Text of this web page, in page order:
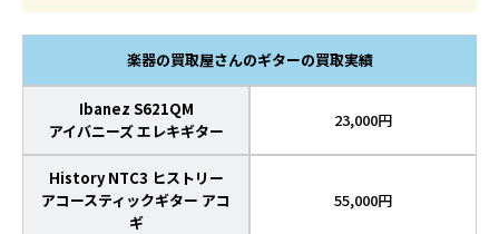
楽器の買取屋さんのギターの買取実績
Ibanez S621QM
アイバニーズ エレキギター
23,000円
History NTC3 ヒストリー
アコースティックギター アコ
ギ
55,000円